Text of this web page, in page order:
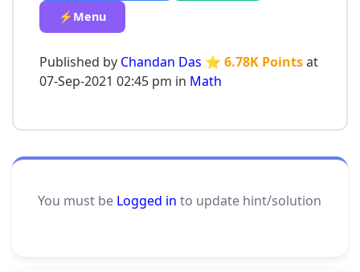
⚡Menu
Published by Chandan Das ⭐ 6.78K Pointsat
07-Sep-2021 02:45 pm in Math
You must be Logged in to update hint/solution